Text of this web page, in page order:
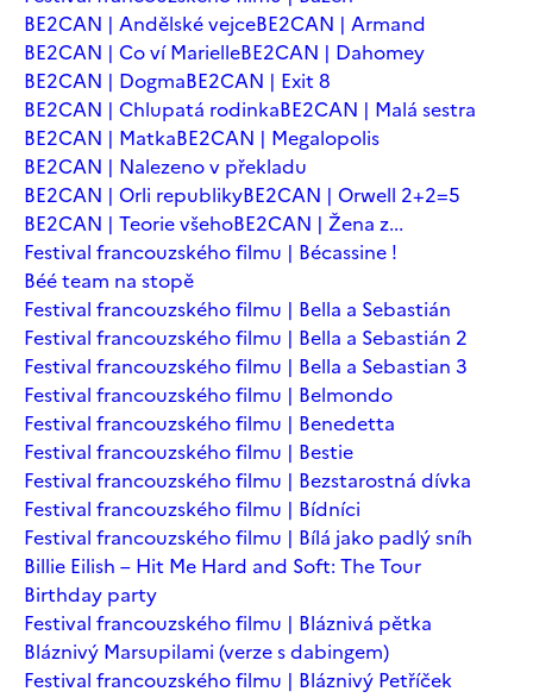
BE2CAN | Andělské vejceBE2CAN | Armand
BE2CAN | Co ví MarielleBE2CAN | Dahomey
BE2CAN | DogmaBE2CAN | Exit 8
BE2CAN | Chlupatá rodinkaBE2CAN | Malá sestra
BE2CAN | MatkaBE2CAN | Megalopolis
BE2CAN | Nalezeno v překladu
BE2CAN | Orli republikyBE2CAN | Orwell 2+2=5
BE2CAN | Teorie všehoBE2CAN | Žena z...
Festival francouzského filmu | Bécassine !
Béé team na stopě
Festival francouzského filmu | Bella a Sebastián
Festival francouzského filmu | Bella a Sebastián 2
Festival francouzského filmu | Bella a Sebastian 3
Festival francouzského filmu | Belmondo
Festival francouzského filmu | Benedetta
Festival francouzského filmu | Bestie
Festival francouzského filmu | Bezstarostná dívka
Festival francouzského filmu | Bídníci
Festival francouzského filmu | Bílá jako padlý sníh
Billie Eilish – Hit Me Hard and Soft: The Tour
Birthday party
Festival francouzského filmu | Bláznivá pětka
Bláznivý Marsupilami (verze s dabingem)
Festival francouzského filmu | Bláznivý Petříček